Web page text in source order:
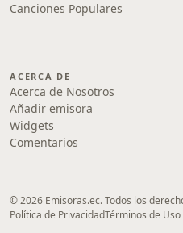
Canciones Populares
ACERCA DE
Acerca de Nosotros
Añadir emisora
Widgets
Comentarios
© 2026 Emisoras.ec. Todos los
Política de PrivacidadTérminos de Uso